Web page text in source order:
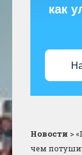
как
Новости >
чем